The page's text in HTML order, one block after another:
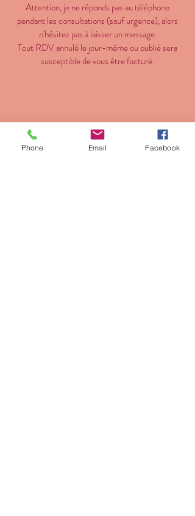
Attention, je ne réponds pas au téléphone
pendant les consultations (sauf urgence), alors
n'hésitez pas à laisser un message.
Tout RDV annulé le jour-même ou oublié sera
susceptible de vous être facturé.
Phone Email Facebook